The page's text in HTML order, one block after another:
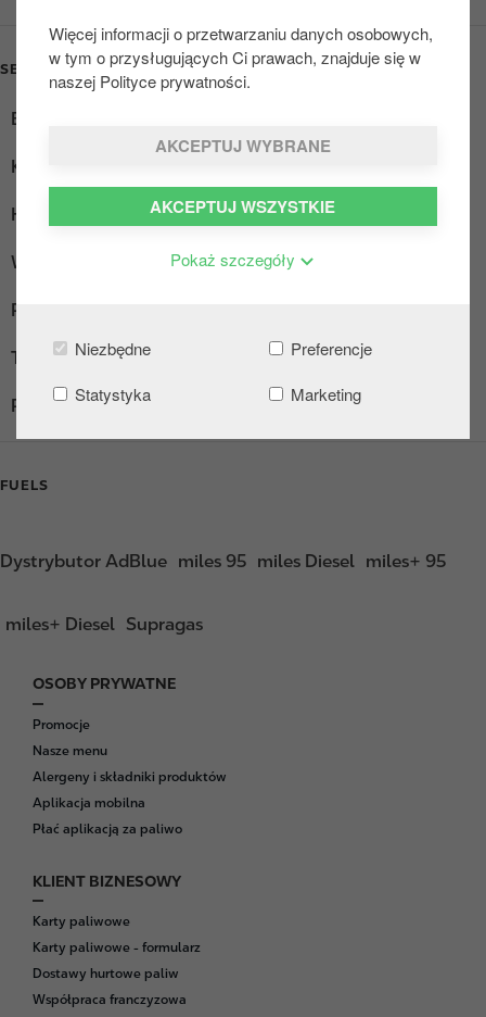
Więcej informacji o przetwarzaniu danych osobowych,
w tym o przysługujących Ci prawach, znajduje się w
naszej Polityce prywatności.
AKCEPTUJ WYBRANE
AKCEPTUJ WSZYSTKIE
Pokaż szczegóły
Niezbędne
Preferencje
Statystyka
Marketing
SERVICES
Ekspres do kawy
Kącik wypoczynkowy
Hot Dogi
Wi-Fi
Płatność za paliwo aplikacją
Toalety
Płatność za paliwo aplikacją (biznes)
FUELS
Dystrybutor AdBlue miles 95 miles Diesel miles+ 95
miles+ Diesel Supragas
F
o
o
t
e
r
OSOBY PRYWATNE
Promocje
Nasze menu
Alergeny i składniki produktów
Aplikacja mobilna
Płać aplikacją za paliwo
KLIENT BIZNESOWY
Karty paliwowe
Karty paliwowe - formularz
Dostawy hurtowe paliw
Współpraca franczyzowa